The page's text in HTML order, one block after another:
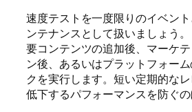
速度テストを一度限りのイベン
ンテナンスとして扱いましょう
要コンテンツの追加後、マーケ
ン後、あるいはプラットフォー
クを実行します。短い定期的な
低下するパフォーマンスを防ぐの